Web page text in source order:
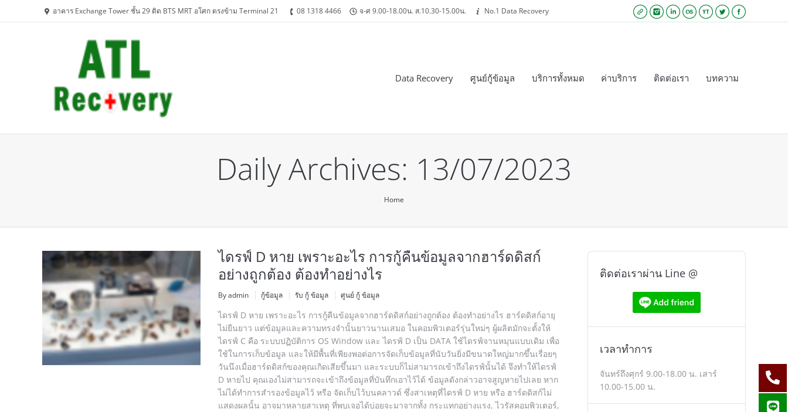
อาคาร Exchange Tower ชั้น 29 ติด BTS MRT อโศก ตรงข้าม Terminal 21 08 1318 4466 จ-ศ 9.00-18.00น. ส.10.30-15.00น. No.1 Data Recovery Twitter
YouTube
Lastfm
Linkedin
Instagram
Website
Data Recovery ศูนย์กู้ข้อมูล บริการทั้งหมด ค่าบริการ ติดต่อเรา บทความ
Daily Archives: 13/07/2023
Home
ไดรฟ์ D หาย เพราะอะไร การกู้คืนข้อมูลจากฮาร์ดดิสก์
อย่างถูกต้อง ต้องทำอย่างไร
By admin กู้ข้อมูล รับ กู้ ข้อมูล ศูนย์ กู้ ข้อมูล
ไดรฟ์ D หาย เพราะอะไร การกู้คืนข้อมูลจากฮาร์ดดิสก์อย่างถูกต้อง ต้องทำอย่างไร ฮาร์ดดิสก์อายุ
ไม่ยืนยาว แต่ข้อมูลและความทรงจำนั้นยาวนานเสมอ ในคอมพิวเตอร์รุ่นใหม่ๆ ผู้ผลิตมักจะตั้งให้
ไดรฟ์ C คือ ระบบปฏิบัติการ OS Window และ ไดรฟ์ D เป็น DATA ใช้ไดรฟ์จานหมุนแบบเดิม เพื่อ
ใช้ในการเก็บข้อมูล และให้มีพื้นที่เพียงพอต่อการจัดเก็บข้อมูลที่นับวันยิ่งมีขนาดใหญ่มากขึ้นเรื่อยๆ
วันนึงเมื่อฮาร์ดดิสก์ของคุณเกิดเสียขึ้นมา และระบบก็ไม่สามารถเข้าถึงไดรฟ์นั้นได้ จึงทำให้ไดรฟ์
D หายไป คุณเองไม่สามารถจะเข้าถึงข้อมูลที่บันทึกเอาไว้ได้ ข้อมูลดังกล่าวอาจสูญหายไปเลย หาก
ไม่ได้ทำการสำรองข้อมูลไว้ หรือ จัดเก็บไว้บนคลาวด์ ซึ่งสาเหตุที่ไดรฟ์ D หาย หรือ ฮาร์ดดิสก์ไม่
แสดงผลนั้น อาจมาหลายสาเหตุ ที่พบเจอได้บ่อยจะมาจากทั้ง กระแทกอย่างแรง, ไวรัสคอมพิวเตอร์,
ติดต่อเราผ่าน Line @
เวลาทำการ
จันทร์ถึงศุกร์ 9.00-18.00 น. เสาร์
10.00-15.00 น.